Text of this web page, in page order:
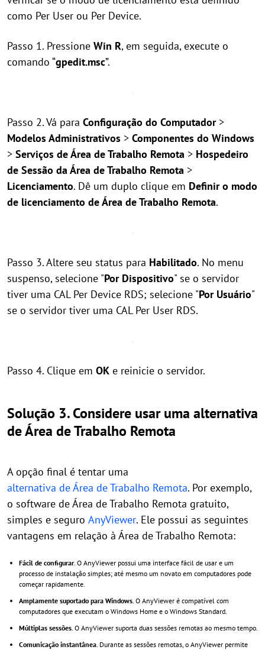
como Per User ou Per Device.
Passo 1. Pressione Win R, em seguida, execute o
comando “gpedit.msc”.
Passo 2. Vá para Configuração do Computador>
Modelos Administrativos > Componentes do Windows
> Serviços de Área de Trabalho Remota > Hospedeiro
de Sessão da Área de Trabalho Remota >
Licenciamento. Dê um duplo clique em Definir o modo
de licenciamento de Área de Trabalho Remota.
Passo 3. Altere seu status para Habilitado. No menu
suspenso, selecione "Por Dispositivo" se o servidor
tiver uma CAL Per Device RDS; selecione "Por Usuário"
se o servidor tiver uma CAL Per User RDS.
Passo 4. Clique em OK e reinicie o servidor.
Solução 3. Considere usar uma alternativa
de Área de Trabalho Remota
A opção final é tentar uma
alternativa de Área de Trabalho Remota. Por exemplo,
o software de Área de Trabalho Remota gratuito,
simples e seguro AnyViewer. Ele possui as seguintes
vantagens em relação à Área de Trabalho Remota:
Fácil de configurar. O AnyViewer possui uma interface fácil de usar e um
processo de instalação simples; até mesmo um novato em computadores pode
começar rapidamente.
Amplamente suportado para Windows. O AnyViewer é compatível com
computadores que executam o Windows Home e o Windows Standard.
Múltiplas sessões. O AnyViewer suporta duas sessões remotas ao mesmo tempo.
Comunicação instantânea. Durante as sessões remotas, o AnyViewer permite